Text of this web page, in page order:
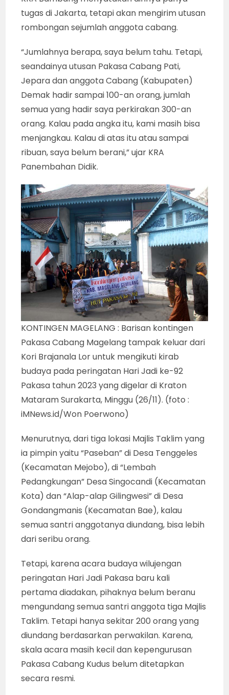
tugas di Jakarta, tetapi akan mengirim utusan
rombongan sejumlah anggota cabang.
“Jumlahnya berapa, saya belum tahu. Tetapi,
seandainya utusan Pakasa Cabang Pati,
Jepara dan anggota Cabang (Kabupaten)
Demak hadir sampai 100-an orang, jumlah
semua yang hadir saya perkirakan 300-an
orang. Kalau pada angka itu, kami masih bisa
menjangkau. Kalau di atas itu atau sampai
ribuan, saya belum berani,” ujar KRA
Panembahan Didik.
KONTINGEN MAGELANG : Barisan kontingen
Pakasa Cabang Magelang tampak keluar dari
Kori Brajanala Lor untuk mengikuti kirab
budaya pada peringatan Hari Jadi ke-92
Pakasa tahun 2023 yang digelar di Kraton
Mataram Surakarta, Minggu (26/11). (foto :
iMNews.id/Won Poerwono)
Menurutnya, dari tiga lokasi Majlis Taklim yang
ia pimpin yaitu “Paseban” di Desa Tenggeles
(Kecamatan Mejobo), di “Lembah
Pedangkungan” Desa Singocandi (Kecamatan
Kota) dan “Alap-alap Gilingwesi” di Desa
Gondangmanis (Kecamatan Bae), kalau
semua santri anggotanya diundang, bisa lebih
dari seribu orang.
Tetapi, karena acara budaya wilujengan
peringatan Hari Jadi Pakasa baru kali
pertama diadakan, pihaknya belum beranu
mengundang semua santri anggota tiga Majlis
Taklim. Tetapi hanya sekitar 200 orang yang
diundang berdasarkan perwakilan. Karena,
skala acara masih kecil dan kepengurusan
Pakasa Cabang Kudus belum ditetapkan
secara resmi.